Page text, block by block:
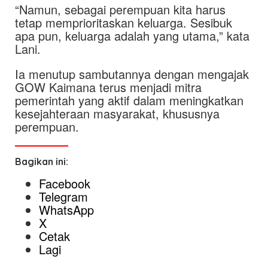
“Namun, sebagai perempuan kita harus
tetap memprioritaskan keluarga. Sesibuk
apa pun, keluarga adalah yang utama,” kata
Lani.
Ia menutup sambutannya dengan mengajak
GOW Kaimana terus menjadi mitra
pemerintah yang aktif dalam meningkatkan
kesejahteraan masyarakat, khususnya
perempuan.
Bagikan ini:
Facebook
Telegram
WhatsApp
X
Cetak
Lagi